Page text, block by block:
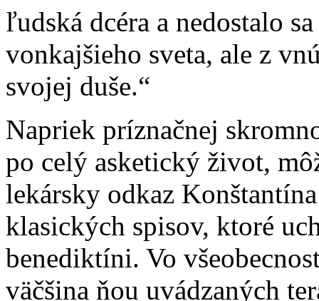
ľudská dcéra a nedostalo
vonkajšieho sveta, ale z
svojej duše.“
Napriek príznačnej
po celý asketický život,
lekársky odkaz
klasických spisov, ktoré
benediktíni. Vo
väčšina ňou uvádzaných